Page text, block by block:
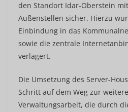
den Standort Idar-Oberstein
Außenstellen sicher. Hierzu
Einbindung in das
sowie die zentrale
verlagert.
Die Umsetzung des Server-
Schritt auf dem Weg zur
Verwaltungsarbeit, die durch